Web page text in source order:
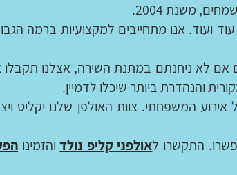
משנת 2004.
ועוד. אנו מתחייבים למקצועיות ברמה
גם אם לא ניחנתם במתנת השירה, אצלנו
והנהדרת ביותר שיכלו לדמיין.
המשפחתי. צוות האולפן שלנו יקליט
התקשרו לאולפני קליפ נולדוהזמינו